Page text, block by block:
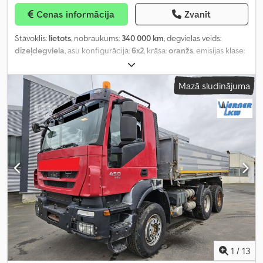
Cenas informācija Zvanīt
Stāvoklis: lietots, nobraukums: 340 000 km, degvielas veids:
dīzeļdegviela, asu konfigurācija:6x2, krāsa:oranžs, emisijas klase:
ABS, Tahogrāfs, diferenciāļa bloķētājs, gaisa
kondicionēšana,
Mazā sludinājuma
1 / 13